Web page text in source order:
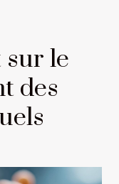
sur le
des